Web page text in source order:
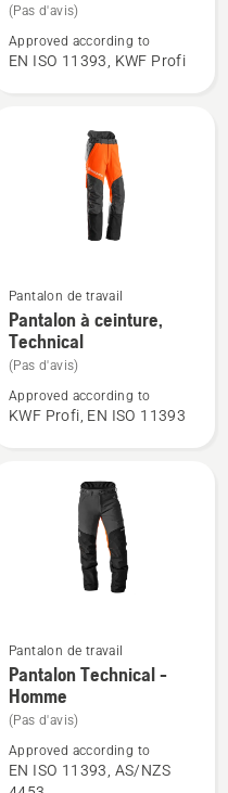
détails
sur
Pantalon
(Pas d'avis)
Approved according to
EN ISO 11393, KWF Profi
Voir
plus
de
détails
sur
Pantalon
Pantalon de travail
Pantalon à ceinture,
Technical
(Pas d'avis)
Approved according to
KWF Profi, EN ISO 11393
Voir
plus
de
détails
sur
Pantalon
Pantalon de travail
Pantalon Technical -
Homme
(Pas d'avis)
Approved according to
EN ISO 11393, AS/NZS